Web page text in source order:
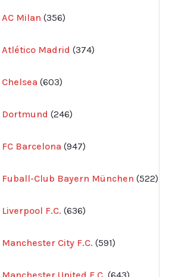
AC Milan 356
produkter
Atlético Madrid 374
produkter
Chelsea 603
produkter
Dortmund 246
produkter
FC Barcelona 947
produkter
Fuball-Club Bayern München 522
Liverpool F.C. 636
produkter
Manchester City F.C. 591
produkter